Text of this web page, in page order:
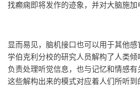
找癫痫即将发作的迹象，并对大脑施加
显而易见，脑机接口也可以用于其他
学伯克利分校的研究人员解构了人类
负责处理听觉信息，也与记忆和情感有
这些解构出来的模式对应着人们所听